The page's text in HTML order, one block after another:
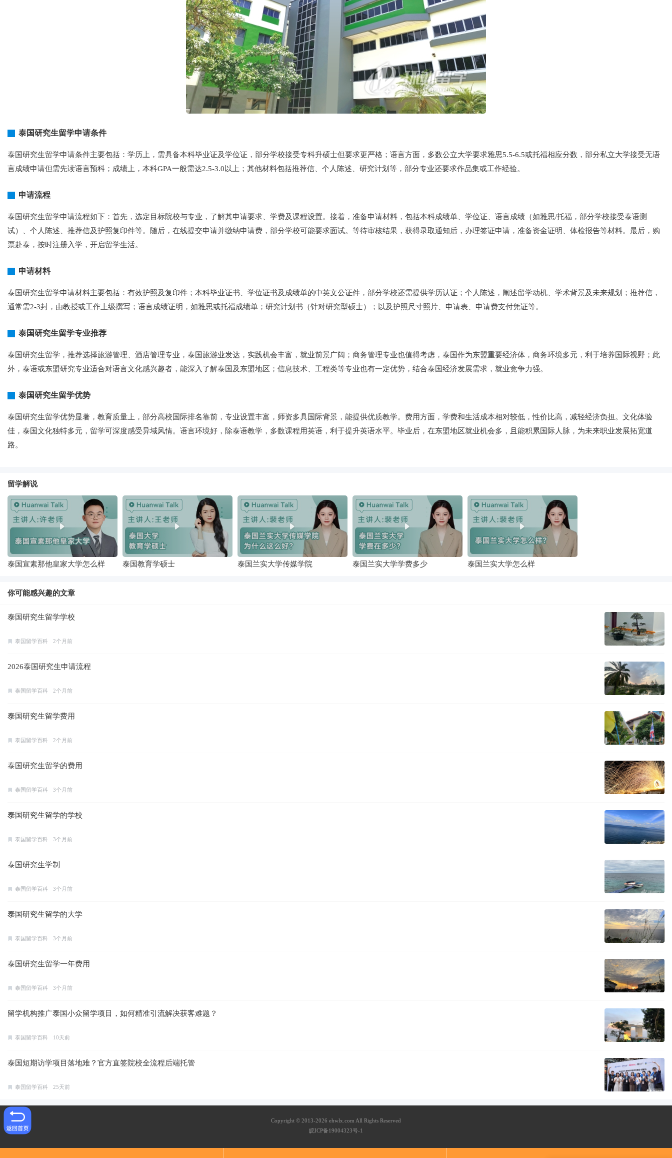
泰国研究生留学申请条件
泰国研究生留学申请条件主要包括：学历上，需具备本科毕业证及学位证，部分学校接受专科升硕士但要求更严格；语言方面，多数公立大学要求雅思5.5-6.5或托福相应分数，部分私立大学接受无语
言成绩申请但需先读语言预科；成绩上，本科GPA一般需达2.5-3.0以上；其他材料包括推荐信、个人陈述、研究计划等，部分专业还要求作品集或工作经验。
申请流程
泰国研究生留学申请流程如下：首先，选定目标院校与专业，了解其申请要求、学费及课程设置。接着，准备申请材料，包括本科成绩单、学位证、语言成绩（如雅思/托福，部分学校接受泰语测
试）、个人陈述、推荐信及护照复印件等。随后，在线提交申请并缴纳申请费，部分学校可能要求面试。等待审核结果，获得录取通知后，办理签证申请，准备资金证明、体检报告等材料。最后，购
票赴泰，按时注册入学，开启留学生活。
申请材料
泰国研究生留学申请材料主要包括：有效护照及复印件；本科毕业证书、学位证书及成绩单的中英文公证件，部分学校还需提供学历认证；个人陈述，阐述留学动机、学术背景及未来规划；推荐信，
通常需2-3封，由教授或工作上级撰写；语言成绩证明，如雅思或托福成绩单；研究计划书（针对研究型硕士）；以及护照尺寸照片、申请表、申请费支付凭证等。
泰国研究生留学专业推荐
泰国研究生留学，推荐选择旅游管理、酒店管理专业，泰国旅游业发达，实践机会丰富，就业前景广阔；商务管理专业也值得考虑，泰国作为东盟重要经济体，商务环境多元，利于培养国际视野；此
外，泰语或东盟研究专业适合对语言文化感兴趣者，能深入了解泰国及东盟地区；信息技术、工程类等专业也有一定优势，结合泰国经济发展需求，就业竞争力强。
泰国研究生留学优势
泰国研究生留学优势显著，教育质量上，部分高校国际排名靠前，专业设置丰富，师资多具国际背景，能提供优质教学。费用方面，学费和生活成本相对较低，性价比高，减轻经济负担。文化体验
佳，泰国文化独特多元，留学可深度感受异域风情。语言环境好，除泰语教学，多数课程用英语，利于提升英语水平。毕业后，在东盟地区就业机会多，且能积累国际人脉，为未来职业发展拓宽道
路。
留学解说
泰国宣素那他皇家大学怎么样 泰国教育学硕士 泰国兰实大学传媒学院 泰国兰实大学学费多少 泰国兰实大学怎么样
你可能感兴趣的文章
泰国研究生留学学校
泰国留学百科 2个月前
2026泰国研究生申请流程
泰国留学百科 2个月前
泰国研究生留学费用
泰国留学百科 2个月前
泰国研究生留学的费用
泰国留学百科 3个月前
泰国研究生留学的学校
泰国留学百科 3个月前
泰国研究生学制
泰国留学百科 3个月前
泰国研究生留学的大学
泰国留学百科 3个月前
泰国研究生留学一年费用
泰国留学百科 3个月前
留学机构推广泰国小众留学项目，如何精准引流解决获客难题？
泰国留学百科 10天前
泰国短期访学项目落地难？官方直签院校全流程后端托管
泰国留学百科 25天前
Copyright © 2013-2026 ehwlx.com All Rights Reserved
皖ICP备19004323号-1